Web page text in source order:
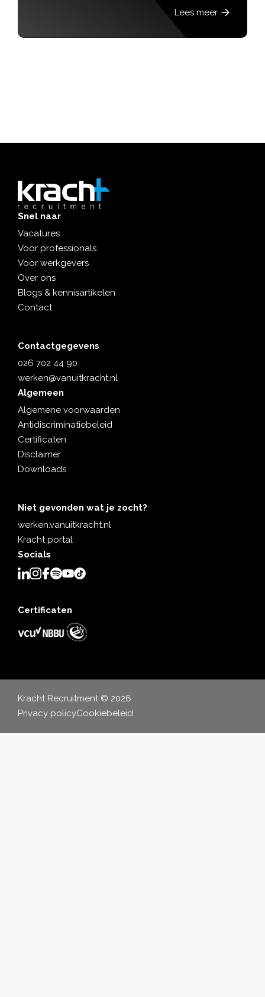
Lees meer
Snel naar
Vacatures
Voor professionals
Voor werkgevers
Over ons
Blogs & kennisartikelen
Contact
Contactgegevens
026 702 44 90
werken@vanuitkracht.nl
Algemeen
Algemene voorwaarden
Antidiscriminatiebeleid
Certificaten
Disclaimer
Downloads
Niet gevonden wat je zocht?
werken.vanuitkracht.nl
Kracht portal
Socials
Certificaten
Kracht Recruitment © 2026
Privacy policyCookiebeleid